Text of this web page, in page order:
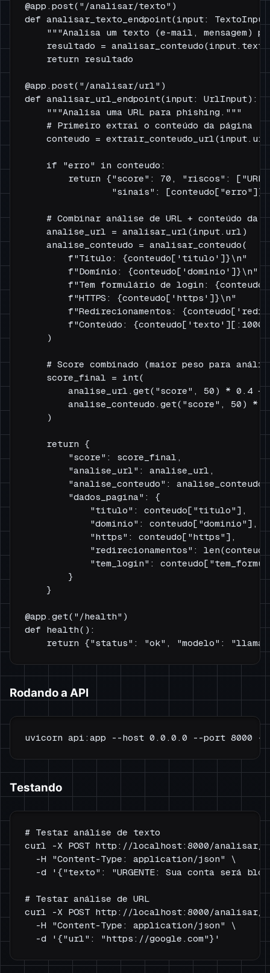
@app.post("/analisar/texto")
def analisar_texto_endpoint(input:
"""Analisa um texto (e-mail, mensagem)
resultado =
    return resultado
@app.post("/analisar/url")
def analisar_url_endpoint(input: UrlInput):
    """Analisa uma URL para phishing."""
    # Primeiro extrai o conteúdo da página
conteudo =
    if "erro" in conteudo:
return {"score": 70, "riscos": ["URL
"sinais":
# Combinar análise de URL + conteúdo da
    analise_url = analisar_url(input.url)
    analise_conteudo = analisar_conteudo(
        f"Título: {conteudo['titulo']}\n"
        f"Domínio: {conteudo['dominio']}\n"
f"Tem formulário de login:
        f"HTTPS: {conteudo['https']}\n"
f"Redirecionamentos:
f"Conteúdo:
    )
# Score combinado (maior peso para
    score_final = int(
        analise_url.get("score", 50) * 0.4 +
analise_conteudo.get("score", 50) *
    )
    return {
        "score": score_final,
        "analise_url": analise_url,
        "analise_conteudo": analise_conteudo,
        "dados_pagina": {
            "titulo": conteudo["titulo"],
            "dominio": conteudo["dominio"],
            "https": conteudo["https"],
"redirecionamentos":
"tem_login":
        }
    }
@app.get("/health")
def health():
Rodando a API
Testando
# Testar análise de texto
curl -X POST http://localhost:8000/analisar/
  -H "Content-Type: application/json" \
-d '{"texto": "URGENTE: Sua conta será
# Testar análise de URL
curl -X POST http://localhost:8000/
  -H "Content-Type: application/json" \